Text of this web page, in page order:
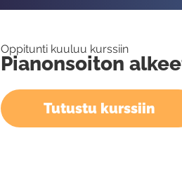
Oppitunti kuuluu kurssiin
Pianonsoiton
Tutustu kurssiin